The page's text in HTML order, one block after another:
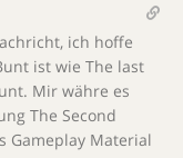
ich hoffe
ist wie The last
Mir währe es
The Second
Gameplay Material